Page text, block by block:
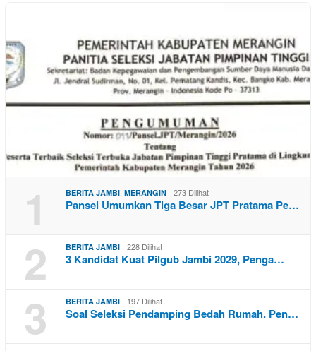
1 BERITA JAMBI MERANGIN 273 Dilihat
Pansel Umumkan Tiga Besar JPT Pratama Pe…
2 BERITA JAMBI 228 Dilihat
3 Kandidat Kuat Pilgub Jambi 2029, Penga…
3 BERITA JAMBI 197 Dilihat
Soal Seleksi Pendamping Bedah Rumah. Pen…